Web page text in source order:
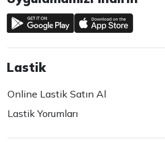
Lastik
Online Lastik Satın Al
Lastik Yorumları